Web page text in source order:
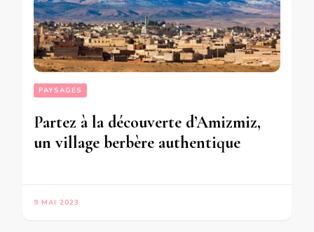
PAYSAGES
Partez à la découverte d’Amizmiz,
un village berbère authentique
9 MAI 2023